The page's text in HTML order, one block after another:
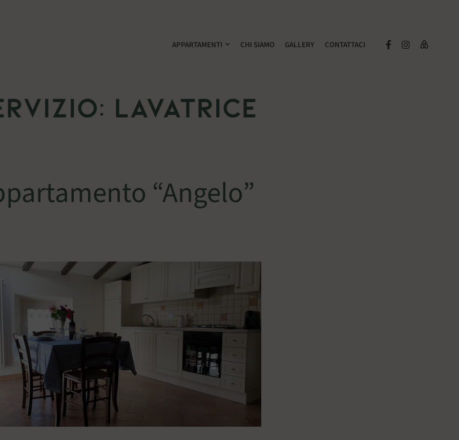
A SANT’ANDREA, NEL COMUNE DI SAN BENEDETTO VAL DI SAMBRO, NEL VERDE DEI BOSCHI E L'AZZURRO DEL
APPARTAMENTI CHI SIAMO GALLERY CONTATTACI FacebookInstagram
Lavatrice
“Angelo”